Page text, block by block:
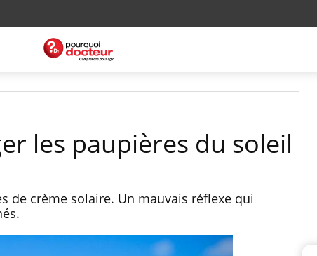
les paupières du soleil
de crème solaire. Un mauvais réflexe qui